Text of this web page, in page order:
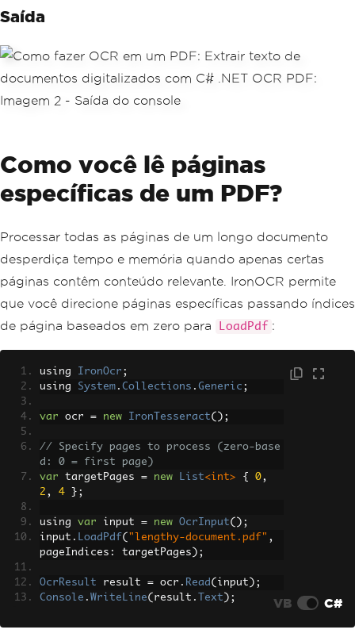
Saída
Como você lê páginas
específicas de um PDF?
Processar todas as páginas de um longo documento
desperdiça tempo e memória quando apenas certas
páginas contêm conteúdo relevante. IronOCR permite
que você direcione páginas específicas passando índices
de página baseados em zero para
LoadPdf :
using IronOcr ;
using System . Collections . Generic ;
var ocr = new IronTesseract();
// Specify pages to process (zero-base
d: 0 = first page)
var targetPages = new List<int> { 0,
2 , 4 };
using var input = new OcrInput();
input . LoadPdf( "lengthy-document.pdf" ,
pageIndices : targetPages );
OcrResult result = ocr . Read ( input );
Console . WriteLine( result . Text ); VB C#